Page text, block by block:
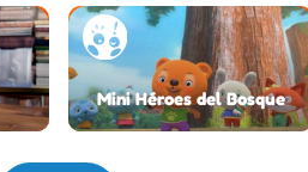
Mini Héroes del Bosque